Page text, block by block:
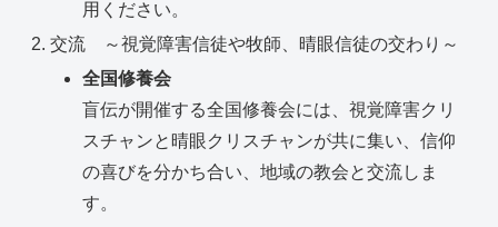
用ください。
交流 ～視覚障害信徒や牧師、晴眼信徒の交わり～
全国修養会
盲伝が開催する全国修養会には、視覚障害クリ
スチャンと晴眼クリスチャンが共に集い、信仰
の喜びを分かち合い、地域の教会と交流しま
す。